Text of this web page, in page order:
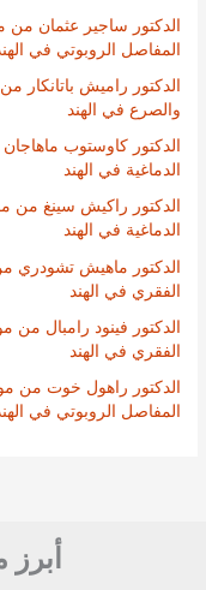
الدكتور ساجير عثمان من
المفاصل الروبوتي في
الدكتور راميش باتانكار
والصرع في الهند
الدكتور كاوستوب
الدماغية في الهند
الدكتور راكيش سينغ من
الدماغية في الهند
الدكتور ماهيش تشودري
الفقري في الهند
الدكتور فينود رامبال
الفقري في الهند
الدكتور راهول خوت من
المفاصل الروبوتي في